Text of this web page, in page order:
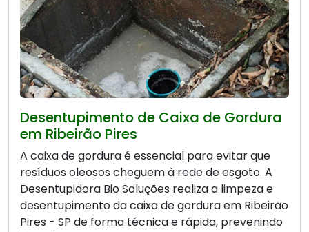
Desentupimento de Caixa de Gordura
em Ribeirão Pires
A caixa de gordura é essencial para evitar que
resíduos oleosos cheguem à rede de esgoto. A
Desentupidora Bio Soluções realiza a limpeza e
desentupimento da caixa de gordura em Ribeirão
Pires - SP de forma técnica e rápida, prevenindo